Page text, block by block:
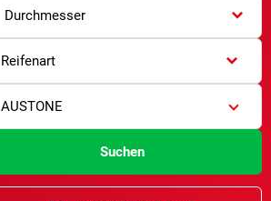
Durchmesser
Reifenart
AUSTONE
Suchen